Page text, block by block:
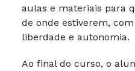
aulas e materiais para
de onde estiverem,
liberdade e autonomia.
Ao final do curso, o